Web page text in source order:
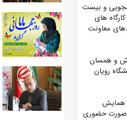
و بیست
های
معاونت
و همسان
رویان
همایش
برگزاری شانزدهمین جشنواره دانشگاهی شهید مطهری در اردیبهشت ۱۴۰۲ به صورت حضوری